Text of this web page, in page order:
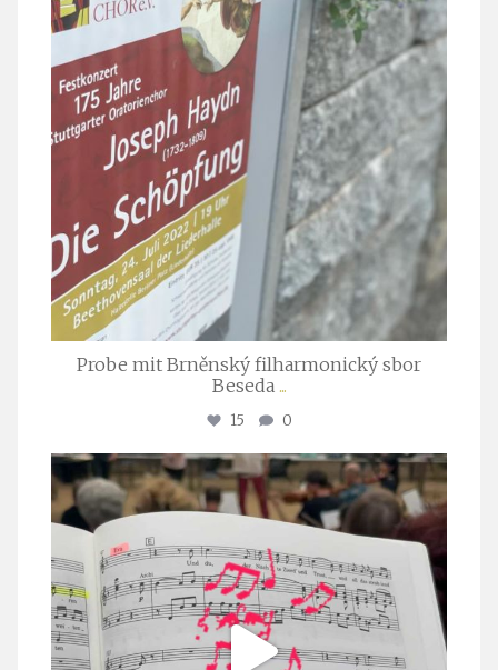
Probe mit Brněnský filharmonický sbor
Beseda ...
15 0
stuttgarter_oratorienchor
Juli 23